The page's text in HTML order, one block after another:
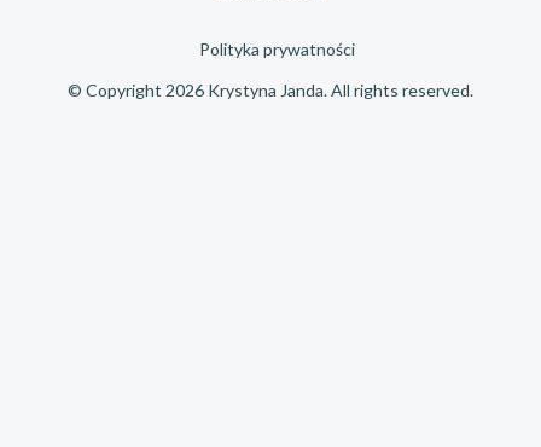
Polityka prywatności
© Copyright 2026 Krystyna Janda. All rights reserved.